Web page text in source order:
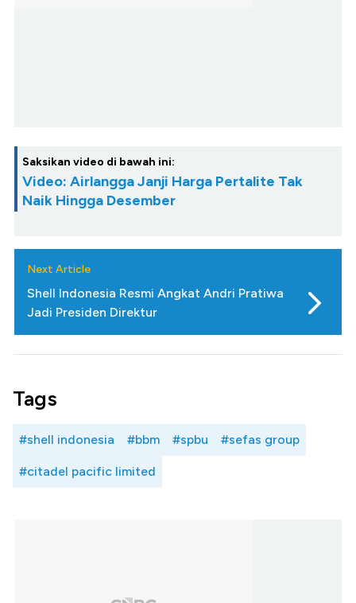
Saksikan video di bawah ini:
Video: Airlangga Janji Harga Pertalite Tak
Naik Hingga Desember
Next Article
Shell Indonesia Resmi Angkat Andri Pratiwa
Jadi Presiden Direktur
Tags
#shell indonesia #bbm #spbu #sefas group
#citadel pacific limited